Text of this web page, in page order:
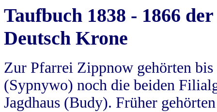
Taufbuch 1838 - 1866
Deutsch Krone
Zur Pfarrei Zippnow gehörten
(Sypnywo) noch die beiden
Jagdhaus (Budy). Früher